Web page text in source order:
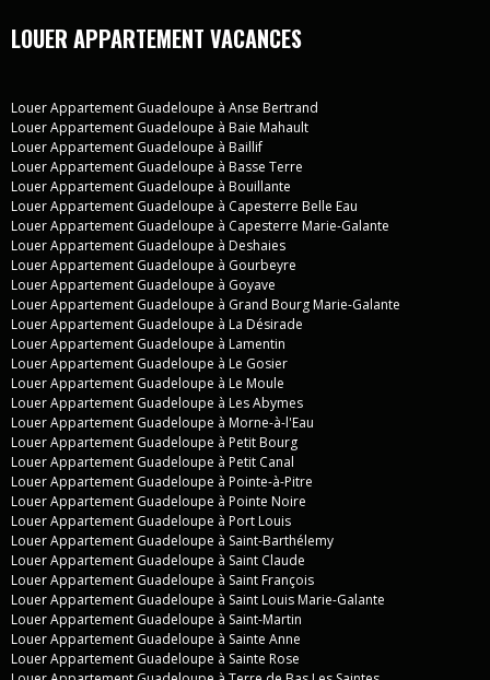
LOUER APPARTEMENT VACANCES
Louer Appartement Guadeloupe à Anse Bertrand
Louer Appartement Guadeloupe à Baie Mahault
Louer Appartement Guadeloupe à Baillif
Louer Appartement Guadeloupe à Basse Terre
Louer Appartement Guadeloupe à Bouillante
Louer Appartement Guadeloupe à Capesterre Belle Eau
Louer Appartement Guadeloupe à Capesterre Marie-Galante
Louer Appartement Guadeloupe à Deshaies
Louer Appartement Guadeloupe à Gourbeyre
Louer Appartement Guadeloupe à Goyave
Louer Appartement Guadeloupe à Grand Bourg Marie-Galante
Louer Appartement Guadeloupe à La Désirade
Louer Appartement Guadeloupe à Lamentin
Louer Appartement Guadeloupe à Le Gosier
Louer Appartement Guadeloupe à Le Moule
Louer Appartement Guadeloupe à Les Abymes
Louer Appartement Guadeloupe à Morne-à-l'Eau
Louer Appartement Guadeloupe à Petit Bourg
Louer Appartement Guadeloupe à Petit Canal
Louer Appartement Guadeloupe à Pointe-à-Pitre
Louer Appartement Guadeloupe à Pointe Noire
Louer Appartement Guadeloupe à Port Louis
Louer Appartement Guadeloupe à Saint-Barthélemy
Louer Appartement Guadeloupe à Saint Claude
Louer Appartement Guadeloupe à Saint François
Louer Appartement Guadeloupe à Saint Louis Marie-Galante
Louer Appartement Guadeloupe à Saint-Martin
Louer Appartement Guadeloupe à Sainte Anne
Louer Appartement Guadeloupe à Sainte Rose